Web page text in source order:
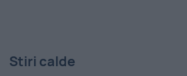
Stiri calde